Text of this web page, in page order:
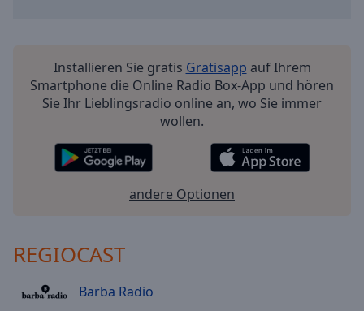
Installieren Sie gratis Gratisapp auf Ihrem
Smartphone die Online Radio Box-App und hören
Sie Ihr Lieblingsradio online an, wo Sie immer
wollen.
andere Optionen
REGIOCAST
Barba Radio